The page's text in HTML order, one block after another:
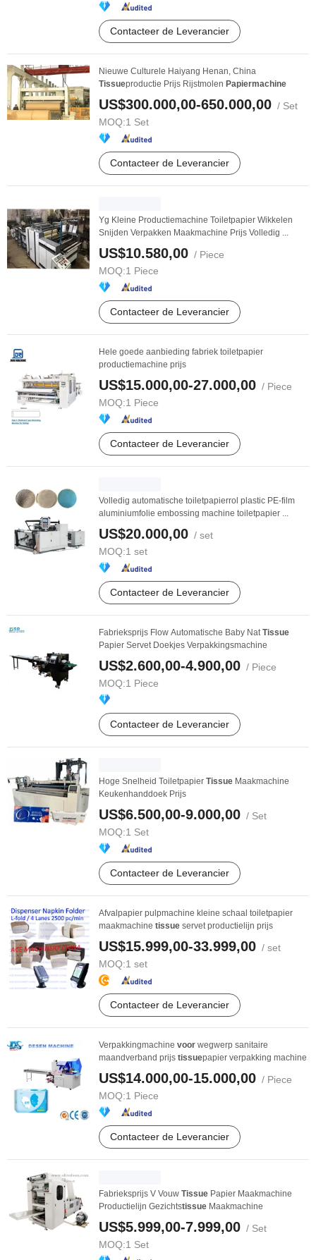
Contacteer de Leverancier
Nieuwe Culturele Haiyang Henan, China
Tissueproductie Prijs Rijstmolen Papiermachine
US$300.000,00-650.000,00 / Set
MOQ:1 Set
Contacteer de Leverancier
Yg Kleine Productiemachine Toiletpapier Wikkelen
Snijden Verpakken Maakmachine Prijs Volledig ...
US$10.580,00 / Piece
MOQ:1 Piece
Contacteer de Leverancier
Hele goede aanbieding fabriek toiletpapier
productiemachine prijs
US$15.000,00-27.000,00 / Piece
MOQ:1 Piece
Contacteer de Leverancier
Volledig automatische toiletpapierrol plastic PE-film
aluminiumfolie embossing machine toiletpapier ...
US$20.000,00 / set
MOQ:1 set
Contacteer de Leverancier
Fabrieksprijs Flow Automatische Baby NatTissue
Papier Servet Doekjes Verpakkingsmachine
US$2.600,00-4.900,00 / Piece
MOQ:1 Piece
Contacteer de Leverancier
Hoge Snelheid Toiletpapier Tissue Maakmachine
Keukenhanddoek Prijs
US$6.500,00-9.000,00 / Set
MOQ:1 Set
Contacteer de Leverancier
Afvalpapier pulpmachine kleine schaal toiletpapier
maakmachine tissue servet productielijn prijs
US$15.999,00-33.999,00 / set
MOQ:1 set
Contacteer de Leverancier
Verpakkingmachine voor wegwerp sanitaire
maandverband prijs tissuepapier verpakking machine
US$14.000,00-15.000,00 / Piece
MOQ:1 Piece
Contacteer de Leverancier
Fabrieksprijs V Vouw Tissue Papier Maakmachine
Productielijn Gezichtstissue Maakmachine
US$5.999,00-7.999,00 / Set
MOQ:1 Set